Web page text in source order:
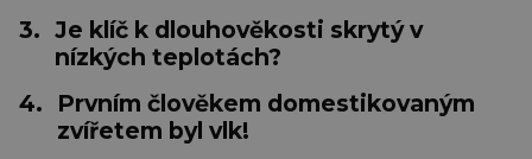
3. Je klíč k dlouhověkosti skrytý v
nízkých teplotách?
4.
Prvním člověkem domestikovaným
zvířetem byl vlk!